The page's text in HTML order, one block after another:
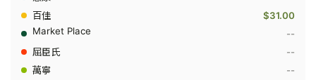
乾
克
$31.00
--
--
--